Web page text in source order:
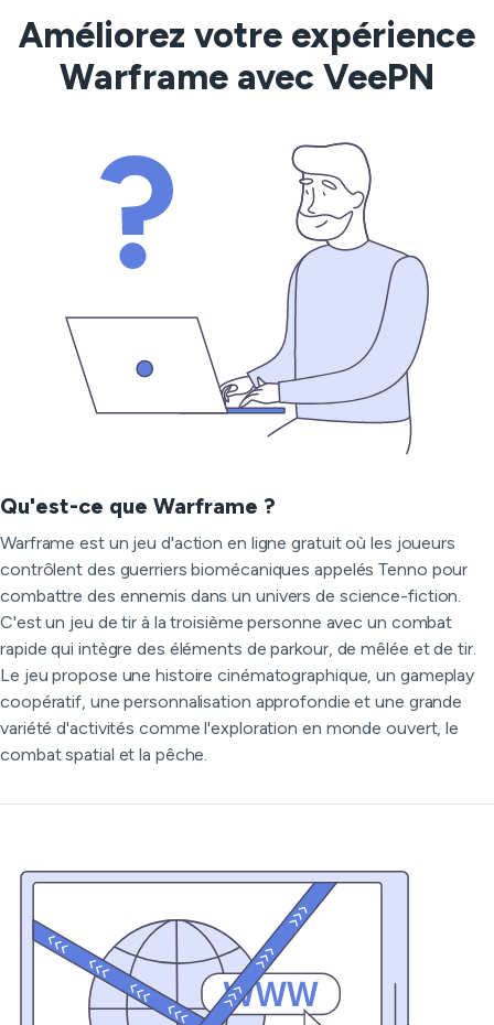
Améliorez votre expérience
Warframe avec VeePN
Qu'est-ce que Warframe ?
Warframe est un jeu d'action en ligne gratuit où les joueurs
contrôlent des guerriers biomécaniques appelés Tenno pour
combattre des ennemis dans un univers de science-fiction.
C'est un jeu de tir à la troisième personne avec un combat
rapide qui intègre des éléments de parkour, de mêlée et de tir.
Le jeu propose une histoire cinématographique, un gameplay
coopératif, une personnalisation approfondie et une grande
variété d'activités comme l'exploration en monde ouvert, le
combat spatial et la pêche.